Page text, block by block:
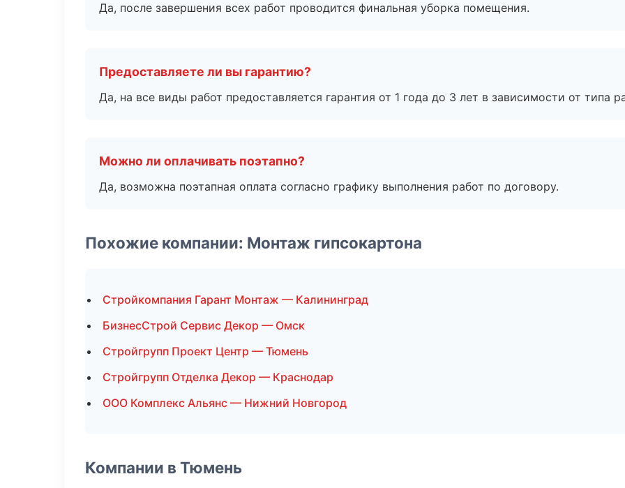
Да, после завершения всех работ проводится финальная уборка помещения.
Предоставляете ли вы гарантию?
Да, на все виды работ предоставляется гарантия от 1 года до 3 лет в зависимости от типа
Можно ли оплачивать поэтапно?
Да, возможна поэтапная оплата согласно графику выполнения работ по договору.
Похожие компании: Монтаж гипсокартона
Стройкомпания Гарант Монтаж — Калининград
БизнесСтрой Сервис Декор — Омск
Стройгрупп Проект Центр — Тюмень
Стройгрупп Отделка Декор — Краснодар
ООО Комплекс Альянс — Нижний Новгород
Компании в Тюмень